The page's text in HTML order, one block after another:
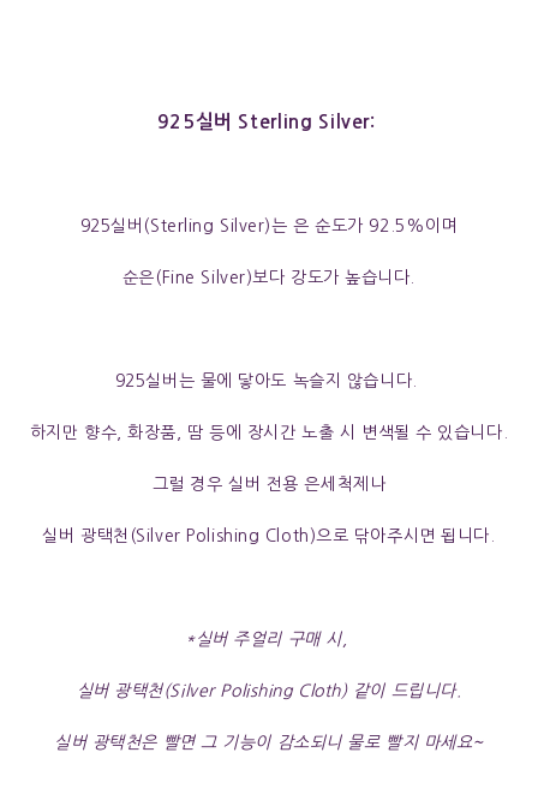
925실버 Sterling Silver:
925실버(Sterling Silver)는 은 순도가 92.5%이며
순은(Fine Silver)보다 강도가 높습니다.
925실버는 물에 닿아도 녹슬지 않습니다.
하지만 향수, 화장품, 땀 등에 장시간 노출 시 변색될 수 있습니다.
그럴 경우 실버 전용 은세척제나
실버 광택천(Silver Polishing Cloth)으로 닦아주시면 됩니다.
*실버 주얼리 구매 시,
실버 광택천(Silver Polishing Cloth) 같이 드립니다.
실버 광택천은 빨면 그 기능이 감소되니 물로 빨지 마세요~